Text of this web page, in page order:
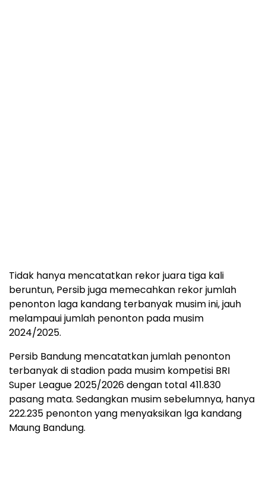
Tidak hanya mencatatkan rekor juara tiga kali
beruntun, Persib juga memecahkan rekor jumlah
penonton laga kandang terbanyak musim ini, jauh
melampaui jumlah penonton pada musim
2024/2025.
Persib Bandung mencatatkan jumlah penonton
terbanyak di stadion pada musim kompetisi BRI
Super League 2025/2026 dengan total 411.830
pasang mata. Sedangkan musim sebelumnya, hanya
222.235 penonton yang menyaksikan lga kandang
Maung Bandung.